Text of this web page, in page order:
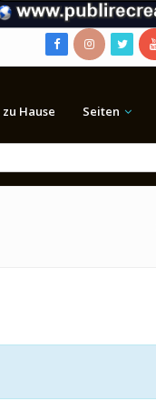
zu Hause Seiten